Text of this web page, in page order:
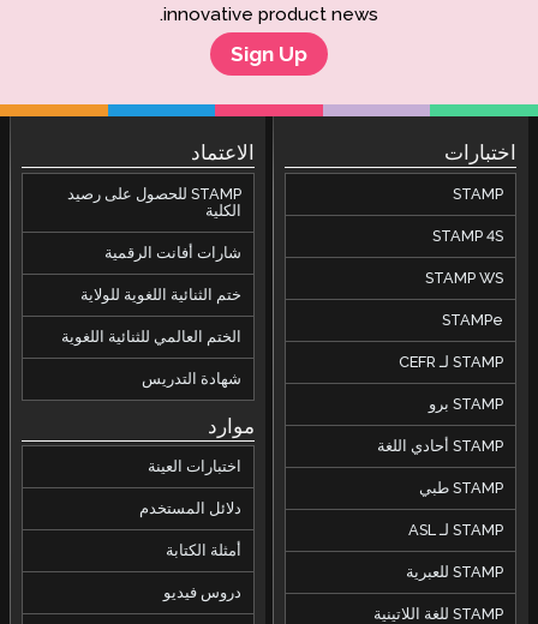
innovative product news.
Sign Up
اختبارات
STAMP
STAMP 4S
STAMP WS
STAMPe
STAMP لـ CEFR
STAMP برو
STAMP أحادي اللغة
STAMP طبي
STAMP لـ ASL
STAMP للعبرية
STAMP للغة اللاتينية
الاعتماد
STAMP للحصول على رصيد
الكلية
شارات أفانت الرقمية
ختم الثنائية اللغوية للولاية
الختم العالمي للثنائية اللغوية
شهادة التدريس
موارد
اختبارات العينة
دلائل المستخدم
أمثلة الكتابة
دروس فيديو